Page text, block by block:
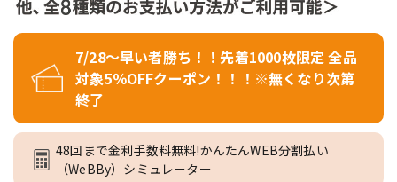
7/28～早い者勝ち！！先着1000枚限定 全品
対象5％OFFクーポン！！！※無くなり次第
終了
48回まで金利手数料無料!かんたんWEB分割払い
（WeBBy）シミュレーター